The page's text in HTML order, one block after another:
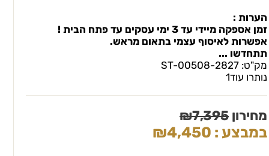
הערות :
זמן אספקה מיידי עד 3 ימי עסקים עד פתח הבית !
אפשרות לאיסוף עצמי בתאום מראש.
תתחדשו ...
מק"ט: 2827-ST-00508
נותרו עוד1
מחירון ₪7,395
במבצע : ₪4,450